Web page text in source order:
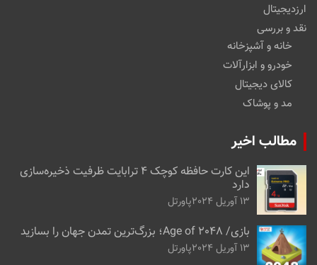
ارزدیجیتال
نقد و بررسی
خانه و آشپزخانه
خودرو و ابزارآلات
کالای دیجیتال
مد و پوشاک
مطالب اخیر
این کارت حافظه کوچک ۴ ترابایت ظرفیت ذخیره‌سازی
دارد
13 آوریل 2024 پاورتل
بازی/ Age of 2048؛ بزرگ‌ترین تمدن جهان را بسازید
13 آوریل 2024 پاورتل